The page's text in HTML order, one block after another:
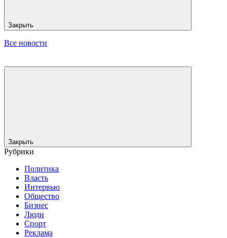
Закрыть
Все новости
Закрыть
Рубрики
Политика
Власть
Интервью
Общество
Бизнес
Люди
Спорт
Реклама